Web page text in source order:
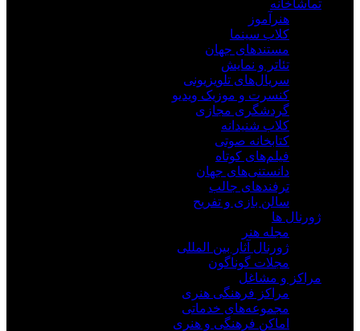
تماشاخانه
هنرآموز
کلاب سینما
مستندهای جهان
تئاتر و نمایش
سریال‌های تلویزیونی
کنسرت و موزیک ویدیو
گردشگری مجازی
کلاب شنیدانه
کتابخانه صوتی
فیلم‌های کوتاه
دانستنی‌های جهان
ترفندهای جالب
سالن بازی و تفریح
ژورنال ها
مجله هنر
ژورنال آثار بین المللی
مجلات گوناگون
مراکز و مشاغل
مراکز فرهنگی هنری
مجموعه‌های خدماتی
اماکن فرهنگی و هنری